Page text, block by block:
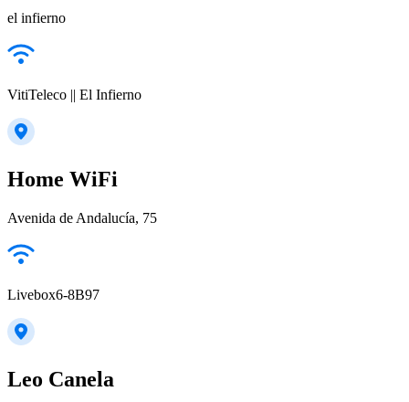
el infierno
VitiTeleco || El Infierno
Home WiFi
Avenida de Andalucía, 75
Livebox6-8B97
Leo Canela